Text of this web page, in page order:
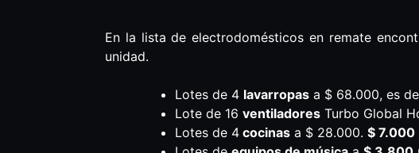
En la lista de electrodomésticos en remate
unidad.
Lotes de 4 lavarropas a $ 68.000, es
Lote de 16 ventiladores Turbo Global
Lotes de 4 cocinas a $ 28.000. $ 7.000